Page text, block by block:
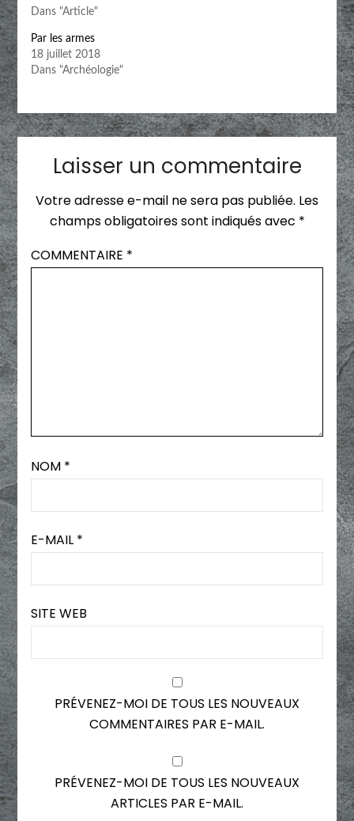
Dans "Article"
Par les armes
18 juillet 2018
Dans "Archéologie"
Laisser un commentaire
Votre adresse e-mail ne sera pas publiée. Les
champs obligatoires sont indiqués avec *
COMMENTAIRE *
NOM *
E-MAIL *
SITE WEB
PRÉVENEZ-MOI DE TOUS LES NOUVEAUX
COMMENTAIRES PAR E-MAIL.
PRÉVENEZ-MOI DE TOUS LES NOUVEAUX
ARTICLES PAR E-MAIL.